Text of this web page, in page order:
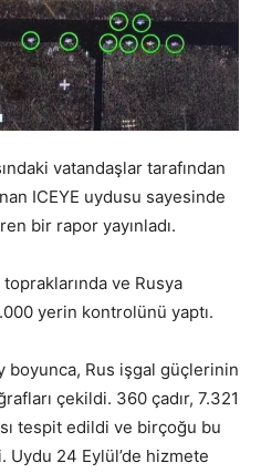
vatandaşlar tarafından
ICEYE uydusu sayesinde
bir rapor yayınladı.
ve Rusya
yerin kontrolünü yaptı.
boyunca, Rus işgal güçlerinin
çekildi. 360 çadır, 7.321
tespit edildi ve birçoğu bu
24 Eylül’de hizmete